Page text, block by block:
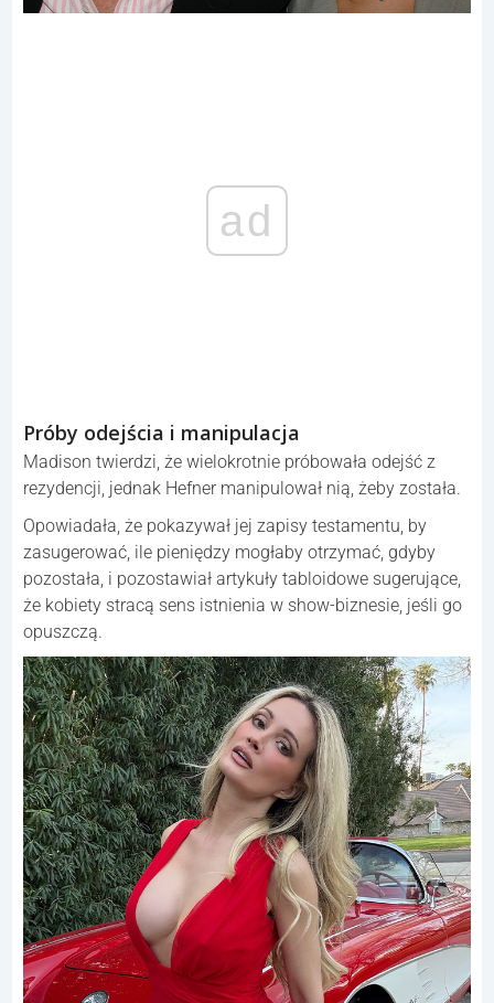
ad
Próby odejścia i manipulacja
Madison twierdzi, że wielokrotnie próbowała odejść z
rezydencji, jednak Hefner manipulował nią, żeby została.
Opowiadała, że pokazywał jej zapisy testamentu, by
zasugerować, ile pieniędzy mogłaby otrzymać, gdyby
pozostała, i pozostawiał artykuły tabloidowe sugerujące,
że kobiety stracą sens istnienia w show-biznesie, jeśli go
opuszczą.